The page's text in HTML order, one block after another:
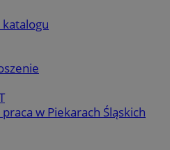
w Piekarach Śląskich